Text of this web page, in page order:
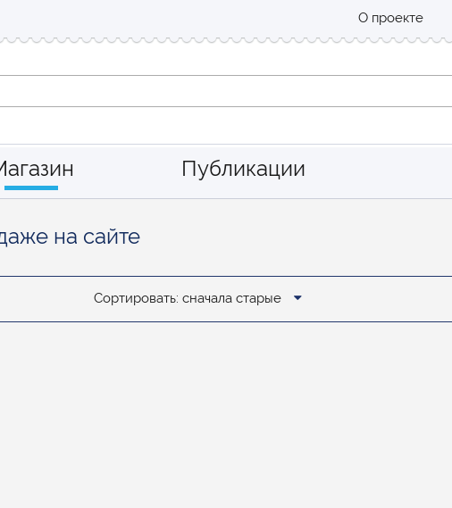
О проекте
Публикации
на сайте
Сортировать: сначала старые